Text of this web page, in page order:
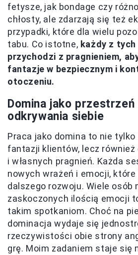
fetysze, jak bondage czy
chłosty, ale zdarzają się też
przypadki, które dla wielu
tabu. Co istotne, każdy z
przychodzi z pragnieniem,
fantazje w bezpiecznym i
otoczeniu.
Domina jako przestrzeń
odkrywania siebie
Praca jako domina to nie tylko
fantazji klientów, lecz również
i własnych pragnień. Każda
nowych wrażeń i emocji,
dalszego rozwoju. Wiele osób
zaskoczonych ilością emocji
takim spotkaniom. Choć na
dominacja wydaje się
rzeczywistości obie strony
grę. Moim zadaniem staje się